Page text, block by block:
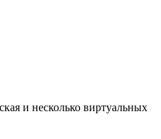
и несколько виртуальных